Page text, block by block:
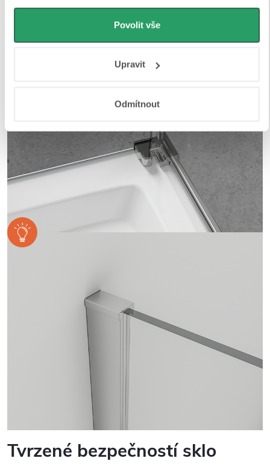
můžeme používat cookies pro analytiku a
personalizovanou reklamu. Jak Google zpracovává
osobní údaje najdete na stránkách
Povolit vše
Upravit
Odmítnout
Tvrzené bezpečností sklo